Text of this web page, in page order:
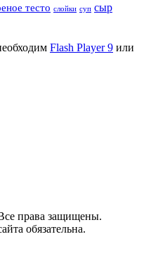
тесто слойки суп сыр
Flash Player 9 или
права защищены.
обязательна.